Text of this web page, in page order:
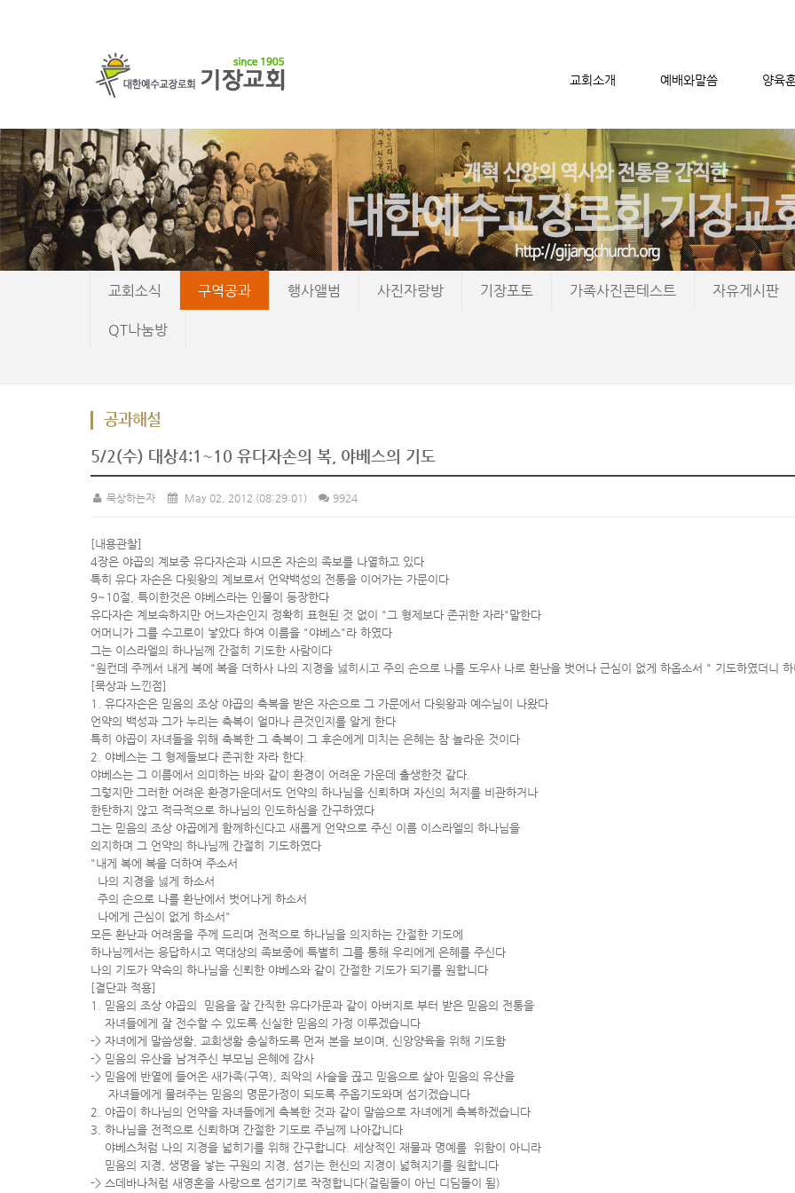
교회소개 예배와말씀 양육
메뉴 건너뛰기
교회소식 구역공과 행사앨범 사진자랑방 기장포토 가족사진콘테스트 자유게시판
QT나눔방
공과해설
5/2(수) 대상4:1~10 유다자손의 복, 야베스의 기도
묵상하는자 May 02, 2012 (08:29:01) 9924
[내용관찰]
4장은 야곱의 계보중 유다자손과 시므온 자손의 족보를 나열하고 있다
특히 유다 자손은 다윗왕의 계보로서 언약백성의 전통을 이어가는 가문이다
9~10절, 특이한것은 야베스라는 인물이 등장한다
유다자손 계보속하지만 어느자손인지 정확히 표현된 것 없이 "그 형제보다 존귀한 자라"말한다
어머니가 그를 수고로이 낳았다 하여 이름을 "야베스"라 하였다
그는 이스라엘의 하나님께 간절히 기도한 사람이다
"원컨데 주께서 내게 복에 복을 더하사 나의 지경을 넗히시고 주의 손으로 나를 도우사 나로 환난을 벗어나 근심이 없게 하옵소서 " 기도하였더니
[묵상과 느낀점]
1. 유다자손은 믿음의 조상 야곱의 축복을 받은 자손으로 그 가문에서 다윗왕과 예수님이 나왔다
언약의 백성과 그가 누리는 축복이 얼마나 큰것인지를 알게 한다
특히 야곱이 자녀들을 위해 축복한 그 축복이 그 후손에게 미치는 은혜는 참 놀라운 것이다
2. 야베스는 그 형제들보다 존귀한 자라 한다.
야베스는 그 이름에서 의미하는 바와 같이 환경이 어려운 가운데 출생한것 같다.
그렇지만 그러한 어려운 환경가운데서도 언약의 하나님을 신뢰하며 자신의 처지를 비관하거나
한탄하지 않고 적극적으로 하나님의 인도하심을 간구하였다
그는 믿음의 조상 야곱에게 함께하신다고 새롭게 언약으로 주신 이름 이스라엘의 하나님을
의지하며 그 언약의 하나님께 간절히 기도하였다
"내게 복에 복을 더하여 주소서
나의 지경을 넗게 하소서
주의 손으로 나를 환난에서 벗어나게 하소서
나에게 근심이 없게 하소서"
모든 환난과 어려움을 주께 드리며 전적으로 하나님을 의지하는 간절한 기도에
하나님께서는 응답하시고 역대상의 족보중에 특별히 그를 통해 우리에게 은혜를 주신다
나의 기도가 약속의 하나님을 신뢰한 야베스와 같이 간절한 기도가 되기를 원합니다
[결단과 적용]
1. 믿음의 조상 야곱의 믿음을 잘 간직한 유다가문과 같이 아버지로 부터 받은 믿음의 전통을
자녀들에게 잘 전수할 수 있도록 신실한 믿음의 가정 이루겠습니다
-> 자녀에게 말씀생활, 교회생활 충실하도록 먼저 본을 보이며, 신앙양육을 위해 기도함
-> 믿음의 유산을 남겨주신 부모님 은혜에 감사
-> 믿음에 반열에 들어온 새가족(구역), 죄악의 사슬을 끊고 믿음으로 살아 믿음의 유산을
자녀들에게 물려주는 믿음의 명문가정이 되도록 주옵기도와며 섬기겠습니다
2. 야곱이 하나님의 언약을 자녀들에게 축복한 것과 같이 말씀으로 자녀에게 축복하겠습니다
3. 하나님을 전적으로 신뢰하며 간절한 기도로 주님께 나아갑니다
야베스처럼 나의 지경을 넓히기를 위해 간구합니다. 세상적인 재물과 명예를 위함이 아니라
믿음의 지경, 생명을 낳는 구원의 지경, 섬기는 헌신의 지경이 넓혀지기를 원합니다
-> 스데바나처럼 새영혼을 사랑으로 섬기기로 작정합니다(걸림돌이 아닌 디딤돌이 됨)